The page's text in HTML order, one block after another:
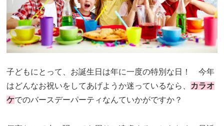
子どもにとって、お誕生日は年に一度の特別な日！ 今年
はどんなお祝いをしてあげようか迷っているなら、 カラオ
ケでのバースデーパーティなんていかがですか？